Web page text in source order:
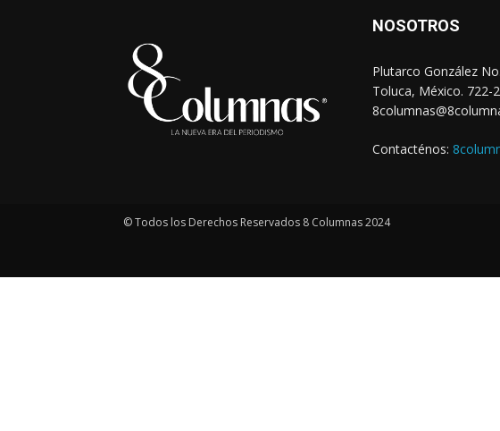
NOSOTROS
Plutarco González
Toluca, México. 722-
Contacténos:
© Todos los Derechos Reservados 8 Columnas 2024